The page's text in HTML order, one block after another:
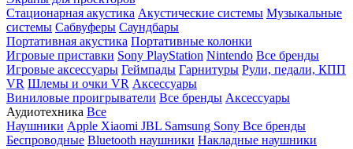
Стационарная акустика Акустические системы Музыкальные
системы Сабвуферы Саундбары
Портативная акустика Портативные колонки
Игровые приставки Sony PlayStation Nintendo Все бренды
Игровые аксессуары Геймпады Гарнитуры Рули, педали, КПП
VR Шлемы и очки VR Аксессуары
Виниловые проигрыватели Все бренды Аксессуары
Аудиотехника Все
Наушники Apple Xiaomi JBL Samsung Sony Все бренды
Беспроводные Bluetooth наушники Накладные наушники